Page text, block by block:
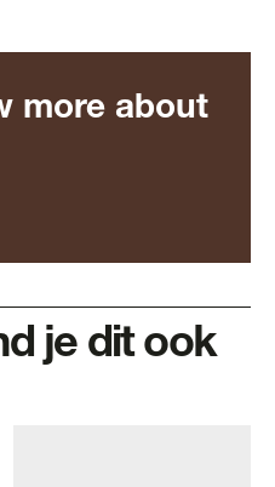
more about
je dit ook